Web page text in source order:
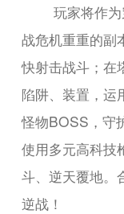
玩家将作
战危机重重的副
快射击战斗；在
陷阱、装置，运
怪物BOSS，守
使用多元高科技
斗、逆天覆地。
逆战！